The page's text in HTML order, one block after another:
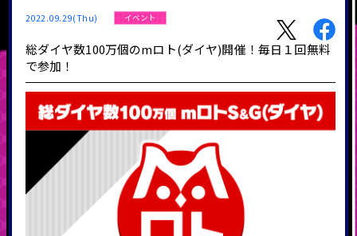
2022.09.29(Thu) イベント
総ダイヤ数100万個のmロト(ダイヤ)開催！毎日１回無料
で参加！